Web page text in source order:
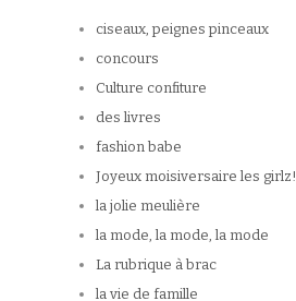
ciseaux, peignes pinceaux
concours
Culture confiture
des livres
fashion babe
Joyeux moisiversaire les girlz!
la jolie meulière
la mode, la mode, la mode
La rubrique à brac
la vie de famille